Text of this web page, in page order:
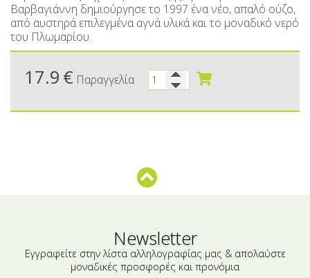
Κεραλοιφές
Μακιγιάζ
Αλμυρά snacks
Ροφήματα
Ελαιόλαδο
Αλόη
Έτοιμα Μείγματα
Βαρβαγιάννη δημιούργησε το 1997 ένα νέο, απαλό ούζο,
από αυστηρά επιλεγμένα αγνά υλικά και το μοναδικό νερό
του Πλωμαρίου.
17.9 € Παραγγελία
Newsletter
Εγγραφείτε στην λίστα αλληλογραφίας μας & απολαύστε
μοναδικές προσφορές και προνόμια